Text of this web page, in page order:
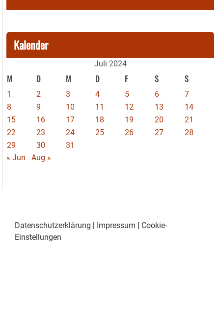
Kalender
Juli 2024
M D M D F S S
1 2 3 4 5 6
7
8
9 10 11 12 13
14
15
16 17 18 19 20
21
22
23 24 25 26 27
28
29
30
31
« Jun
Aug »
Datenschutzerklärung | Impressum | Cookie-
Einstellungen